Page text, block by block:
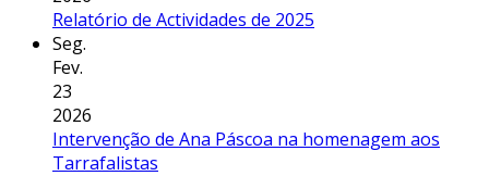
Relatório de Actividades de 2025
Seg.
Fev.
23
2026
Intervenção de Ana Páscoa na homenagem aos
Tarrafalistas